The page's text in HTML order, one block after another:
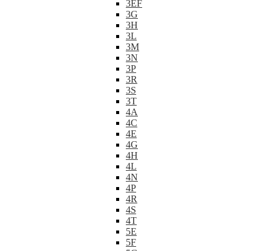
3EF
3G
3H
3L
3M
3N
3P
3R
3S
3T
4A
4C
4E
4G
4H
4L
4N
4P
4R
4S
4T
5E
5F